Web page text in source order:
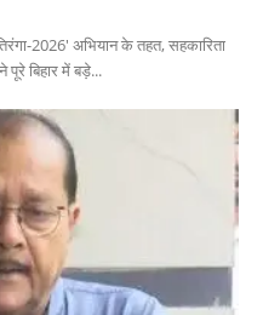
2026' अभियान के तहत, सहकारिता
बिहार में बड़े...